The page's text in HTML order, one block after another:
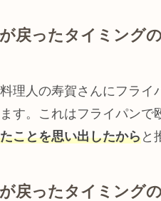
戻ったタイミング
理人の寿賀さんにフライ
す。これはフライパンで
ことを思い出したからと
戻ったタイミング